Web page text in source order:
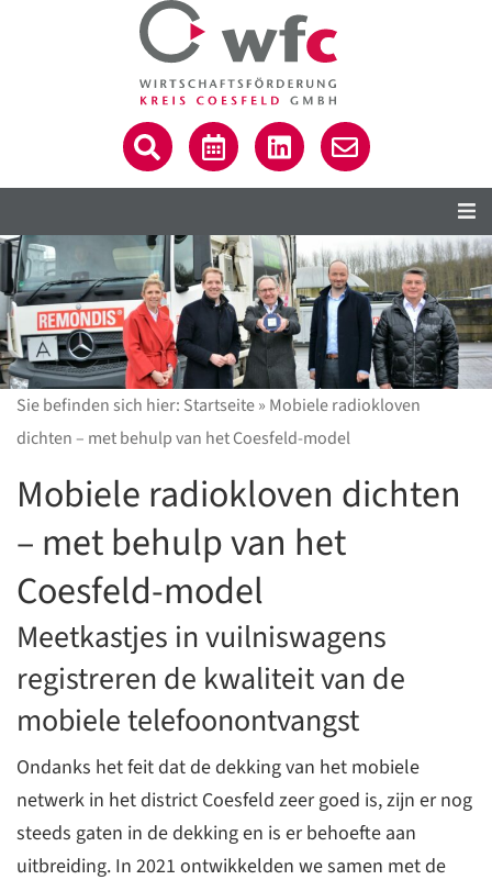
Sie befinden sich hier: Startseite» Mobiele radiokloven
dichten – met behulp van het Coesfeld-model
Mobiele radiokloven dichten
– met behulp van het
Coesfeld-model
Meetkastjes in vuilniswagens
registreren de kwaliteit van de
mobiele telefoonontvangst
Ondanks het feit dat de dekking van het mobiele
netwerk in het district Coesfeld zeer goed is, zijn er nog
steeds gaten in de dekking en is er behoefte aan
uitbreiding. In 2021 ontwikkelden we samen met de